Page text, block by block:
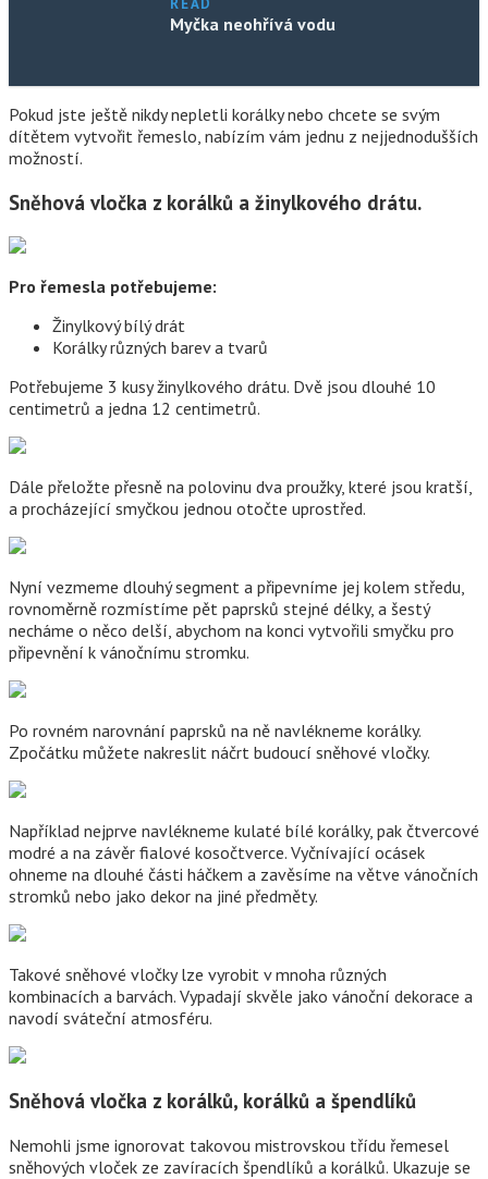
READ
Myčka neohřívá vodu
Pokud jste ještě nikdy nepletli korálky nebo chcete se svým
dítětem vytvořit řemeslo, nabízím vám jednu z nejjednodušších
možností.
Sněhová vločka z korálků a žinylkového drátu.
Pro řemesla potřebujeme:
Žinylkový bílý drát
Korálky různých barev a tvarů
Potřebujeme 3 kusy žinylkového drátu. Dvě jsou dlouhé 10
centimetrů a jedna 12 centimetrů.
Dále přeložte přesně na polovinu dva proužky, které jsou kratší,
a procházející smyčkou jednou otočte uprostřed.
Nyní vezmeme dlouhý segment a připevníme jej kolem středu,
rovnoměrně rozmístíme pět paprsků stejné délky, a šestý
necháme o něco delší, abychom na konci vytvořili smyčku pro
připevnění k vánočnímu stromku.
Po rovném narovnání paprsků na ně navlékneme korálky.
Zpočátku můžete nakreslit náčrt budoucí sněhové vločky.
Například nejprve navlékneme kulaté bílé korálky, pak čtvercové
modré a na závěr fialové kosočtverce. Vyčnívající ocásek
ohneme na dlouhé části háčkem a zavěsíme na větve vánočních
stromků nebo jako dekor na jiné předměty.
Takové sněhové vločky lze vyrobit v mnoha různých
kombinacích a barvách. Vypadají skvěle jako vánoční dekorace a
navodí sváteční atmosféru.
Sněhová vločka z korálků, korálků a špendlíků
Nemohli jsme ignorovat takovou mistrovskou třídu řemesel
sněhových vloček ze zavíracích špendlíků a korálků. Ukazuje se